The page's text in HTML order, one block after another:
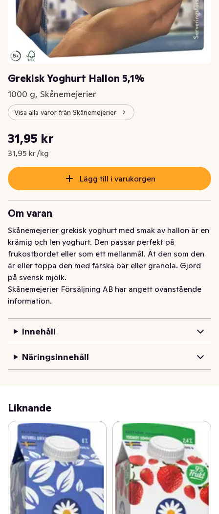
Grekisk Yoghurt Hallon 5,1%
1000 g, Skånemejerier
Visa alla varor från Skånemejerier
Nuvarande pris är: 31,95 kr
31,95 kr
31,95 kr /kg
Styckpris: 31,95 kr /kg
Lägg till i varukorgen
Om varan
Skånemejerier grekisk yoghurt med smak av hallon är en
krämig och len yoghurt. Den passar perfekt på
frukostbordet eller som ett mellanmål. Ät den som den
är eller toppa den med färska bär eller granola. Gjord
på svensk mjölk.
Skånemejerier Försäljning AB har angett ovanstående
information.
Innehåll
Näringsinnehåll
Liknande